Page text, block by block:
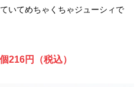
いてめちゃくちゃジューシィで
216円（税込）